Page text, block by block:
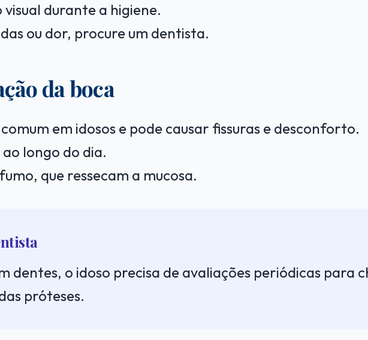
visual durante a higiene.
ou dor, procure um dentista.
da boca
em idosos e pode causar fissuras e desconforto.
longo do dia.
que ressecam a mucosa.
dentes, o idoso precisa de avaliações periódicas para
próteses.